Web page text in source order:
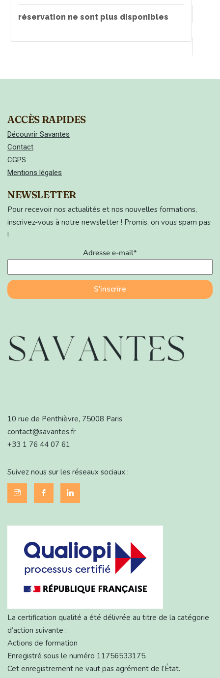
réservation ne sont plus disponibles
ACCÈS RAPIDES
Découvrir Savantes
Contact
CGPS
Mentions légales
NEWSLETTER
Pour recevoir nos actualités et nos nouvelles formations,
inscrivez-vous à notre newsletter ! Promis, on vous spam pas
!
Adresse e-mail*
10 rue de Penthièvre, 75008 Paris
contact@savantes.fr
+33 1 76 44 07 61
Suivez nous sur les réseaux sociaux :
La certification qualité a été délivrée au titre de la catégorie
d’action suivante :
Actions de formation
Enregistré sous le numéro 11756533175.
Cet enregistrement ne vaut pas agrément de l’État.